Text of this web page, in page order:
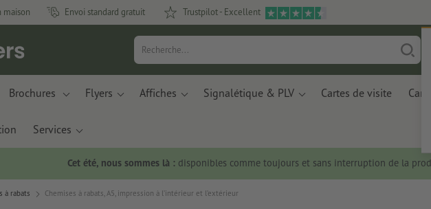
maison Envoi standard gratuit Trustpilot - Excellent
Brochures Flyers Affiches Signalétique & PLV Cartes de visite
Services
Cet été, nous sommes là :disponibles comme toujours et sans interruption de la
à rabats Chemises à rabats, A5, impression à l’intérieur et l’extérieur